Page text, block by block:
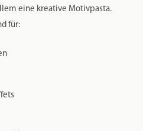
eine kreative Motivpasta.
für: